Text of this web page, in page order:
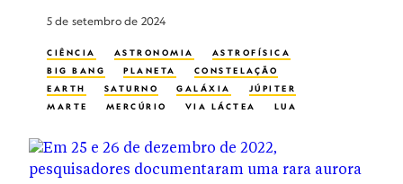
5 de setembro de 2024
CIÊNCIA ASTRONOMIA
ASTROFÍSICA
BIG BANG
PLANETA
CONSTELAÇÃO
EARTH
SATURNO GALÁXIA
JÚPITER
MARTE
MERCÚRIO VIA LÁCTEA
LUA
ESTRELA
SOL UNIVERSO
URANO